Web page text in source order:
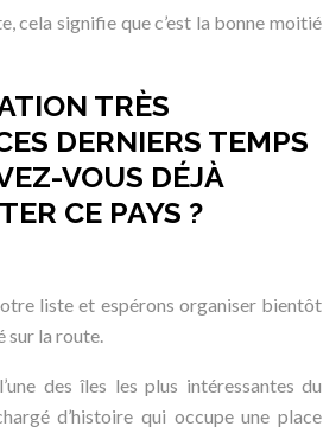
cela signifie que c’est la bonne moitié
TRÈS
DERNIERS TEMPS
VOUS DÉJÀ
CE PAYS ?
liste et espérons organiser bientôt
sur la route.
des îles les plus intéressantes du
d’histoire qui occupe une place